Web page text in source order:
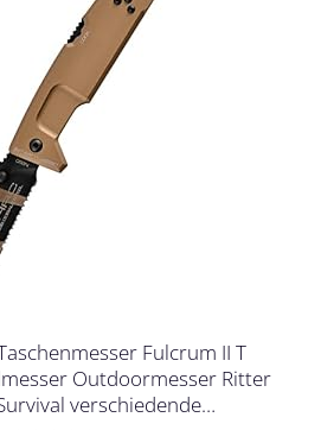
Fulcrum II T
Outdoormesser Ritter
verschiedende…